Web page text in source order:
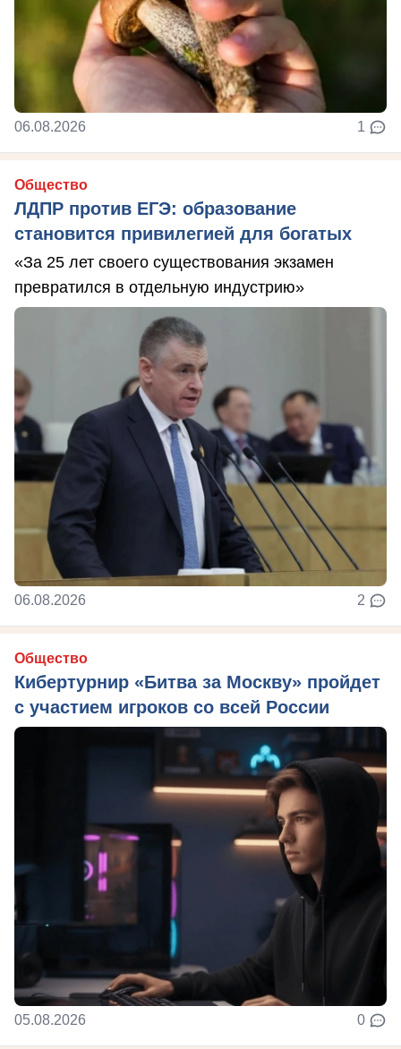
06.08.2026 1
Общество
ЛДПР против ЕГЭ: образование
становится привилегией для богатых
«За 25 лет своего существования экзамен
превратился в отдельную индустрию»
06.08.2026 2
Общество
Кибертурнир «Битва за Москву» пройдет
с участием игроков со всей России
05.08.2026 0